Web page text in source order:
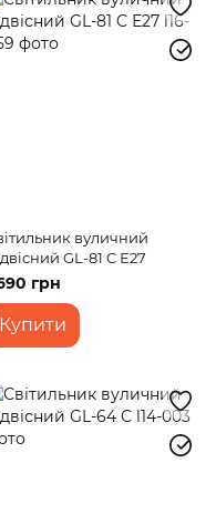
вуличний
GL-81 C Е27
грн
Купити